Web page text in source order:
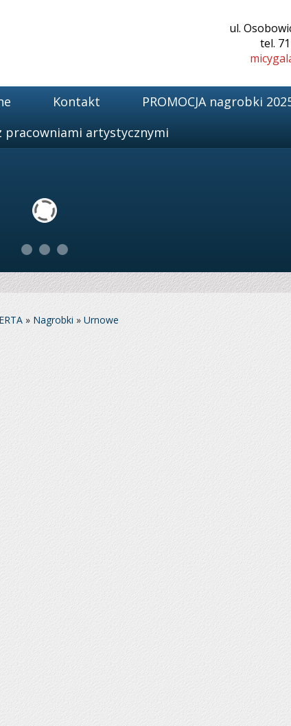
ul.
tel.
Kontakt PROMOCJA nagrobki
pracowniami artystycznymi
» Nagrobki » Urnowe